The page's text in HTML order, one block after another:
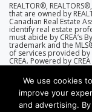
REALTOR®,
that are owned by
Canadian Real Estate
identify real estate
must abide by CREA’s
trademark and the
of services provided
CREA. Powered by
We use cookies
improve your
and advertising.